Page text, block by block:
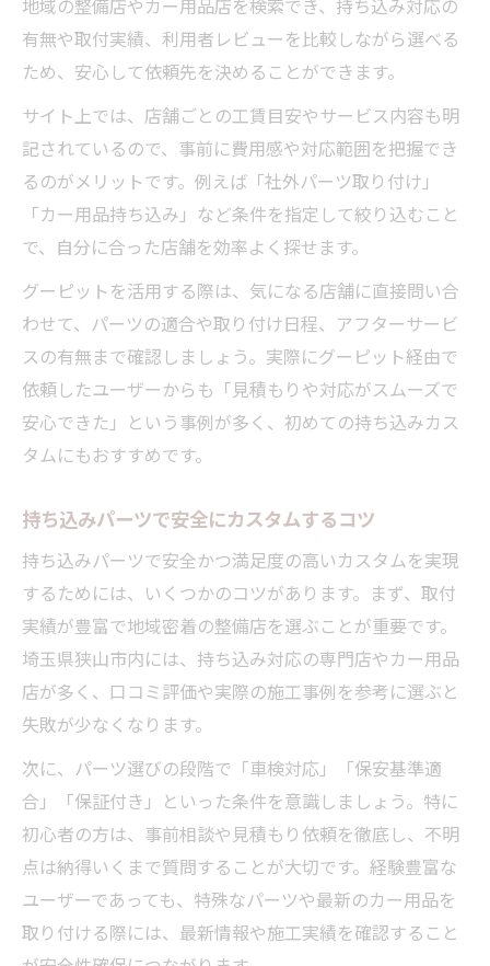
有無や取付実績、利用者レビューを比較しながら選べる
ため、安心して依頼先を決めることができます。
サイト上では、店舗ごとの工賃目安やサービス内容も明
記されているので、事前に費用感や対応範囲を把握でき
るのがメリットです。例えば「社外パーツ取り付け」
「カー用品持ち込み」など条件を指定して絞り込むこと
で、自分に合った店舗を効率よく探せます。
グーピットを活用する際は、気になる店舗に直接問い合
わせて、パーツの適合や取り付け日程、アフターサービ
スの有無まで確認しましょう。実際にグーピット経由で
依頼したユーザーからも「見積もりや対応がスムーズで
安心できた」という事例が多く、初めての持ち込みカス
タムにもおすすめです。
持ち込みパーツで安全にカスタムするコツ
持ち込みパーツで安全かつ満足度の高いカスタムを実現
するためには、いくつかのコツがあります。まず、取付
実績が豊富で地域密着の整備店を選ぶことが重要です。
埼玉県狭山市内には、持ち込み対応の専門店やカー用品
店が多く、口コミ評価や実際の施工事例を参考に選ぶと
失敗が少なくなります。
次に、パーツ選びの段階で「車検対応」「保安基準適
合」「保証付き」といった条件を意識しましょう。特に
初心者の方は、事前相談や見積もり依頼を徹底し、不明
点は納得いくまで質問することが大切です。経験豊富な
ユーザーであっても、特殊なパーツや最新のカー用品を
取り付ける際には、最新情報や施工実績を確認すること